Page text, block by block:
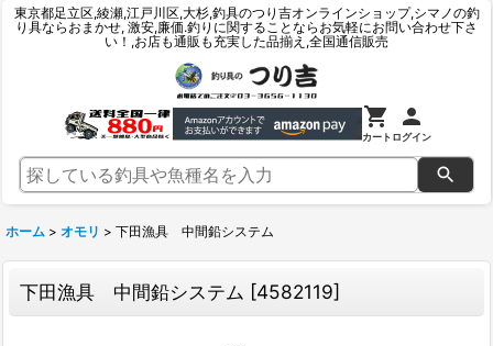
東京都足立区,綾瀬,江戸川区,大杉,釣具のつり吉オンラインショップ,シマノの釣
り具ならおまかせ, 激安,廉価.釣りに関することならお気軽にお問い合わせ下さ
い！,お店も通販も充実した品揃え,全国通信販売
カートログイン
ホーム > オモリ > 下田漁具 中間鉛システム
下田漁具 中間鉛システム [4582119]